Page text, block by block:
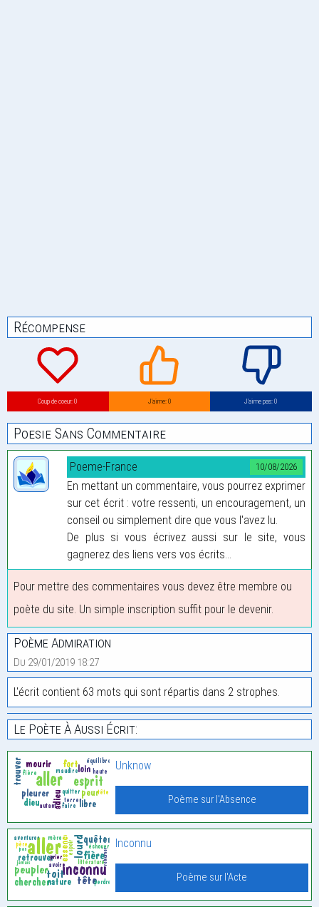
Récompense
Coup de coeur: 0 J’aime: 0 J’aime pas: 0
Poesie Sans Commentaire
10/08/2026
Poeme-France
En mettant un commentaire, vous pourrez exprimer
sur cet écrit : votre ressenti, un encouragement, un
conseil ou simplement dire que vous l'avez lu.
De plus si vous écrivez aussi sur le site, vous
gagnerez des liens vers vos écrits...
Pour mettre des commentaires vous devez être membre ou
poète du site. Un simple inscription suffit pour le devenir.
Poème Admiration
Du 29/01/2019 18:27
L'écrit contient 63 mots qui sont répartis dans 2 strophes.
Le Poète À Aussi Écrit:
Unknow
Poème sur l'Absence
Inconnu
Poème sur l'Acte